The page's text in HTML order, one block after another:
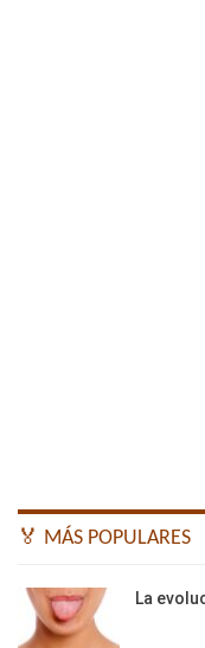
🏅 MÁS POPULARES
La